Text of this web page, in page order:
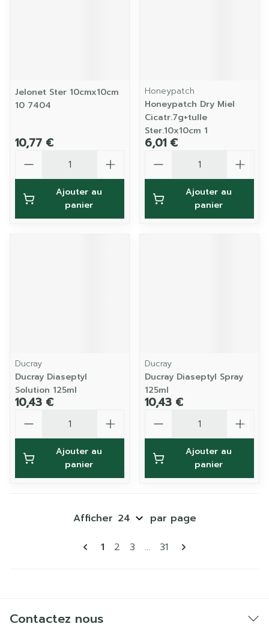
Jelonet Ster 10cmx10cm
10 7404
10,77 €
Ajouter au
panier
Honeypatch
Honeypatch Dry Miel
Cicatr.7g+tulle
Ster.10x10cm 1
6,01 €
Ajouter au
panier
Ducray
Ducray Diaseptyl
Solution 125ml
10,43 €
Ajouter au
panier
Ducray
Ducray Diaseptyl Spray
125ml
10,43 €
Ajouter au
panier
Pages
Vous lisez actuellement la page
1 Page
2 Page
3 ... Page
31
Afficher par page
Contactez nous